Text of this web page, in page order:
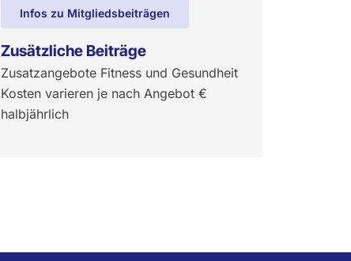
Infos zu Mitgliedsbeiträgen
Zusätzliche Beiträge
Zusatzangebote Fitness und Gesundheit
Kosten varieren je nach Angebot €
halbjährlich